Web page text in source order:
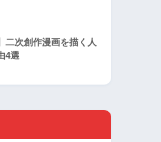
二次創作漫画を描く人
4選